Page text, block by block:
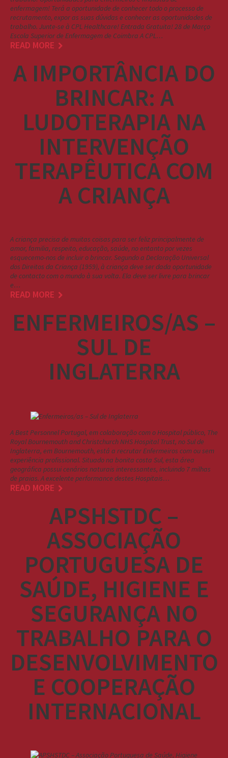
enfermagem! Terá a oportunidade de conhecer todo o processo de
recrutamento, expor as suas dúvidas e conhecer as oportunidades de
trabalho. Junte-se à CPL Healthcare! Entrada Gratuita! 28 de Março
Escola Superior de Enfermagem de Coimbra A CPL…
READ MORE
A IMPORTÂNCIA DO
BRINCAR: A
LUDOTERAPIA NA
INTERVENÇÃO
TERAPÊUTICA COM
A CRIANÇA
A criança precisa de muitas coisas para ser feliz principalmente de
amor, familia, respeito, educação, saúde, no entanto por vezes
esquecemo-nos de incluir o brincar. Segundo a Declaração Universal
dos Direitos da Criança (1959), à criança deve ser dada oportunidade
de contacto com o mundo à sua volta. Ela deve ser livre para brincar
e…
READ MORE
ENFERMEIROS/AS –
SUL DE
INGLATERRA
A Best Personnel Portugal, em colaboração com o Hospital público, The
Royal Bournemouth and Christchurch NHS Hospital Trust, no Sul de
Inglaterra, em Bournemouth, está a recrutar Enfermeiros com ou sem
experiência profissional. Situado na bonita costa Sul, esta área
geográfica possui cenários naturais interessantes, incluindo 7 milhas
de praias. A excelente performance destes Hospitais…
READ MORE
APSHSTDC –
ASSOCIAÇÃO
PORTUGUESA DE
SAÚDE, HIGIENE E
SEGURANÇA NO
TRABALHO PARA O
DESENVOLVIMENTO
E COOPERAÇÃO
INTERNACIONAL